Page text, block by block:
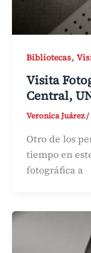
Bibliotecas,
Visita
Central,
Veronica Juárez/
Otro de los
tiempo en
fotográfica a